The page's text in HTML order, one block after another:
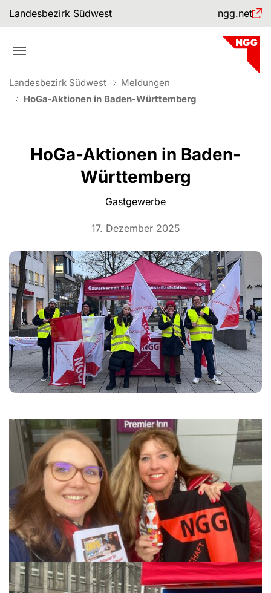
Skip to main navigation
Skip to main content
Skip to page footer
Landesbezirk Südwest ngg.net
You are here:
Landesbezirk Südwest
Meldungen
HoGa-Aktionen in Baden-Württemberg
HoGa-Aktionen in Baden-
Württemberg
Gastgewerbe
17. Dezember 2025